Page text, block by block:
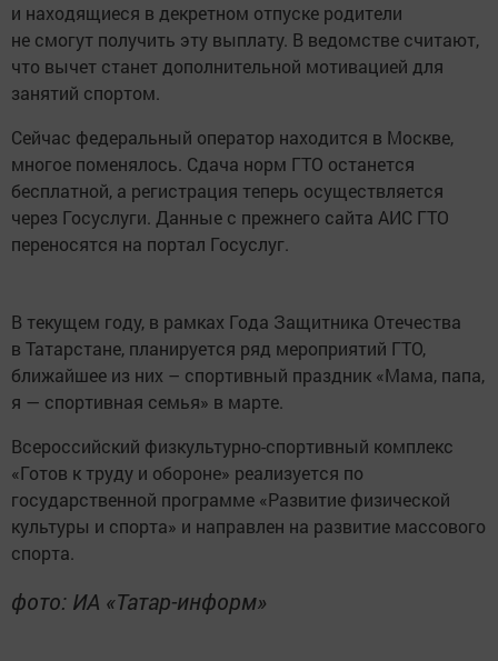
и находящиеся в декретном отпуске родители
не смогут получить эту выплату. В ведомстве считают,
что вычет станет дополнительной мотивацией для
занятий спортом.
Сейчас федеральный оператор находится в Москве,
многое поменялось. Сдача норм ГТО останется
бесплатной, а регистрация теперь осуществляется
через Госуслуги. Данные с прежнего сайта АИС ГТО
переносятся на портал Госуслуг.
В текущем году, в рамках Года Защитника Отечества
в Татарстане, планируется ряд мероприятий ГТО,
ближайшее из них – спортивный праздник «Мама, папа,
я — спортивная семья» в марте.
Всероссийский физкультурно-спортивный комплекс
«Готов к труду и обороне» реализуется по
государственной программе «Развитие физической
культуры и спорта» и направлен на развитие массового
спорта.
фото: ИА «Татар-информ»